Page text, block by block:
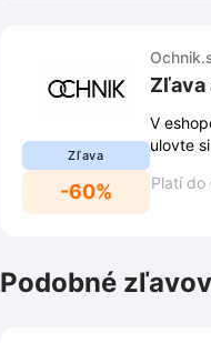
Zľava
-60%
Zľava
V
ulovte
Platí do
Podobné